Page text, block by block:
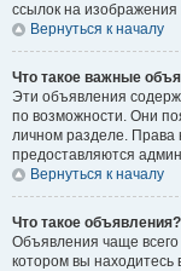
ссылок на изображения
Вернуться к началу
Что такое важные
Эти объявления
по возможности. Они
личном разделе. Права
предоставляются
Вернуться к началу
Что такое объявления?
Объявления чаще
котором вы